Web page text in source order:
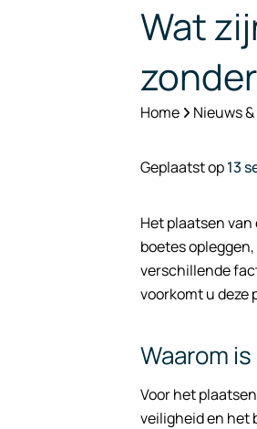
Wat
Home Nieuws
Geplaatst op13
Het plaatsen van
boetes
verschillende
voorkomt u deze
Waarom
Voor het
veiligheid en het